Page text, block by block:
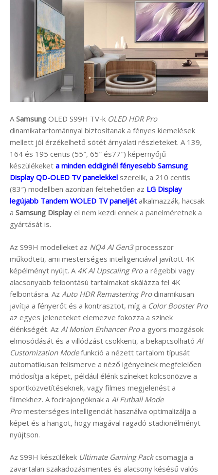
ASamsung OLED S99H TV-k OLED HDR Pro
dinamikatartománnyal biztosítanak a fényes kiemelések
mellett jól érzékelhető sötét árnyalati részleteket. A 139,
164 és 195 centis (55″, 65″ és77″) képernyőjű
készülékeket a minden eddiginél fényesebb Samsung
Display QD-OLED TV panelekkel szerelik, a 210 centis
(83″) modellben azonban feltehetően az LG Display
legújabb Tandem WOLED TV paneljét alkalmazzák, hacsak
a Samsung Display el nem kezdi ennek a panelméretnek a
gyártását is.
Az S99H modelleket az NQ4 AI Gen3processzor
működteti, ami mesterséges intelligenciával javított 4K
képélményt nyújt. A 4K AI Upscaling Proa régebbi vagy
alacsonyabb felbontású tartalmakat skálázza fel 4K
felbontásra. Az Auto HDR Remastering Prodinamikusan
javítja a fényerőt és a kontrasztot, míg a Color Booster Pro
az egyes jeleneteket elemezve fokozza a színek
élénkségét. Az AI Motion Enhancer Proa gyors mozgások
elmosódását és a villódzást csökkenti, a bekapcsolható AI
Customization Modefunkció a nézett tartalom típusát
automatikusan felismerve a néző igényeinek megfelelően
módosítja a képet, például élénk színeket kölcsönözve a
sportközvetítéseknek, vagy filmes megjelenést a
filmekhez. A focirajongóknak a AI Futball Mode
Promesterséges intelligenciát használva optimalizálja a
képet és a hangot, hogy magával ragadó stadionélményt
nyújtson.
Az S99H készülékek Ultimate Gaming Packcsomagja a
zavartalan szakadozásmentes és alacsony késésű valós